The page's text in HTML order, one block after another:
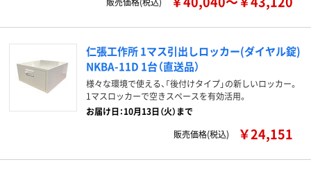
仁張工作所 1マス引出しロッカー(ダイヤル錠)
NKBA-11D 1台（直送品）
様々な環境で使える、「後付けタイプ」の新しいロッカー。
1マスロッカーで空きスペースを有効活用。
お届け日：10月13日（火）まで
販売価格(税込)
￥24,151